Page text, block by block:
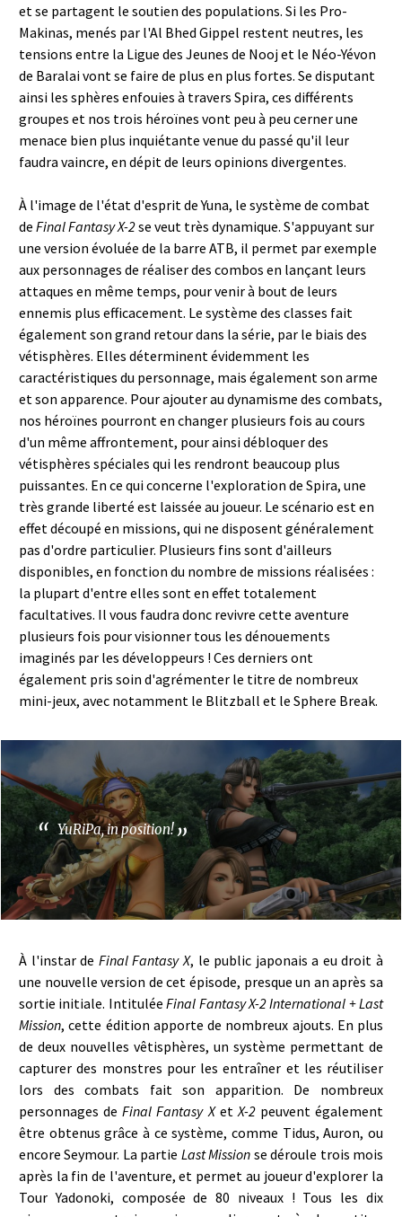
et se partagent le soutien des populations. Si les Pro-
Makinas, menés par l'Al Bhed Gippel restent neutres, les
tensions entre la Ligue des Jeunes de Nooj et le Néo-Yévon
de Baralai vont se faire de plus en plus fortes. Se disputant
ainsi les sphères enfouies à travers Spira, ces différents
groupes et nos trois héroïnes vont peu à peu cerner une
menace bien plus inquiétante venue du passé qu'il leur
faudra vaincre, en dépit de leurs opinions divergentes.
À l'image de l'état d'esprit de Yuna, le système de combat
de Final Fantasy X-2se veut très dynamique. S'appuyant sur
une version évoluée de la barre ATB, il permet par exemple
aux personnages de réaliser des combos en lançant leurs
attaques en même temps, pour venir à bout de leurs
ennemis plus efficacement. Le système des classes fait
également son grand retour dans la série, par le biais des
vétisphères. Elles déterminent évidemment les
caractéristiques du personnage, mais également son arme
et son apparence. Pour ajouter au dynamisme des combats,
nos héroïnes pourront en changer plusieurs fois au cours
d'un même affrontement, pour ainsi débloquer des
vétisphères spéciales qui les rendront beaucoup plus
puissantes. En ce qui concerne l'exploration de Spira, une
très grande liberté est laissée au joueur. Le scénario est en
effet découpé en missions, qui ne disposent généralement
pas d'ordre particulier. Plusieurs fins sont d'ailleurs
disponibles, en fonction du nombre de missions réalisées :
la plupart d'entre elles sont en effet totalement
facultatives. Il vous faudra donc revivre cette aventure
plusieurs fois pour visionner tous les dénouements
imaginés par les développeurs ! Ces derniers ont
également pris soin d'agrémenter le titre de nombreux
mini-jeux, avec notamment le Blitzball et le Sphere Break.
YuRiPa, in position!
À l'instar de Final Fantasy X, le public japonais a eu droit à
une nouvelle version de cet épisode, presque un an après sa
sortie initiale. IntituléeFinal Fantasy X-2 International + Last
Mission, cette édition apporte de nombreux ajouts. En plus
de deux nouvelles vêtisphères, un système permettant de
capturer des monstres pour les entraîner et les réutiliser
lors des combats fait son apparition. De nombreux
personnages deFinal Fantasy Xet X-2peuvent également
être obtenus grâce à ce système, comme Tidus, Auron, ou
encore Seymour. La partie Last Mission se déroule trois mois
après la fin de l'aventure, et permet au joueur d'explorer la
Tour Yadonoki, composée de 80 niveaux ! Tous les dix